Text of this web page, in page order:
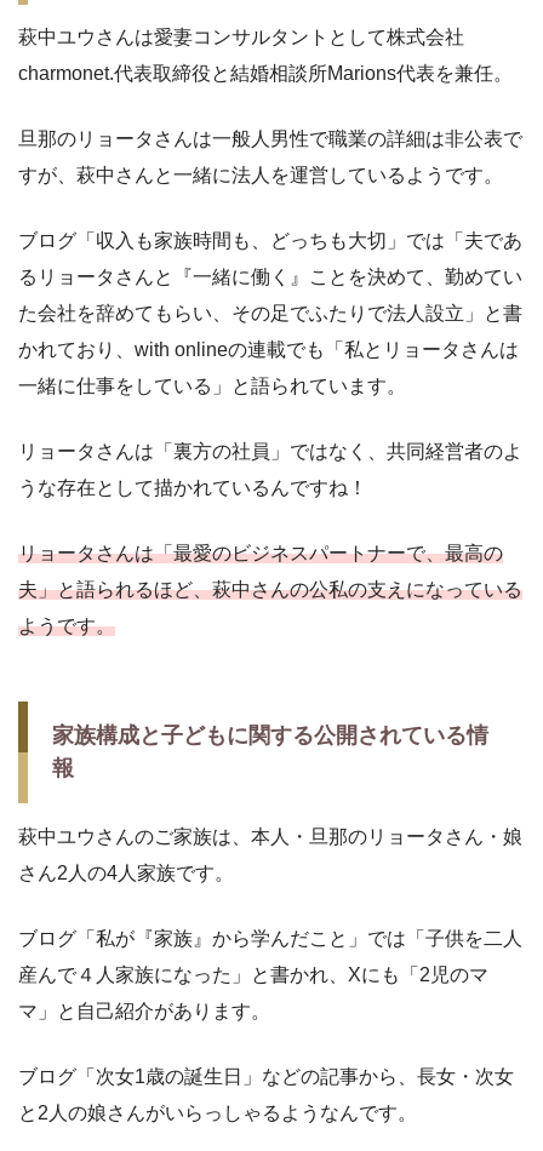
萩中ユウさんは愛妻コンサルタントとして株式会社
charmonet.代表取締役と結婚相談所Marions代表を兼任。
旦那のリョータさんは一般人男性で職業の詳細は非公表で
すが、萩中さんと一緒に法人を運営しているようです。
ブログ「収入も家族時間も、どっちも大切」では「夫であ
るリョータさんと『一緒に働く』ことを決めて、勤めてい
た会社を辞めてもらい、その足でふたりで法人設立」と書
かれており、with onlineの連載でも「私とリョータさんは
一緒に仕事をしている」と語られています。
リョータさんは「裏方の社員」ではなく、共同経営者のよ
うな存在として描かれているんですね！
リョータさんは「最愛のビジネスパートナーで、最高の
夫」と語られるほど、萩中さんの公私の支えになっている
ようです。
家族構成と子どもに関する公開されている情
報
萩中ユウさんのご家族は、本人・旦那のリョータさん・娘
さん2人の4人家族です。
ブログ「私が『家族』から学んだこと」では「子供を二人
産んで４人家族になった」と書かれ、Xにも「2児のマ
マ」と自己紹介があります。
ブログ「次女1歳の誕生日」などの記事から、長女・次女
と2人の娘さんがいらっしゃるようなんです。